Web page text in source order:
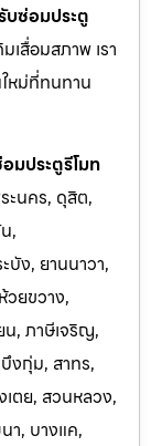
บซ่อมประตู
เสื่อมสภาพ เรา
หม่ที่ทนทาน
มประตูรีโมท
ะนคร, ดุสิต,
,
บัง, ยานนาวา,
ยขวาง,
, ภาษีเจริญ,
งกุ่ม, สาทร,
ตย, สวนหลวง,
า, บางแค,